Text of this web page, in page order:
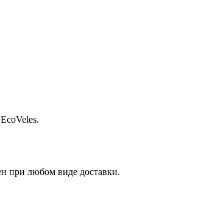
при любом виде доставки.